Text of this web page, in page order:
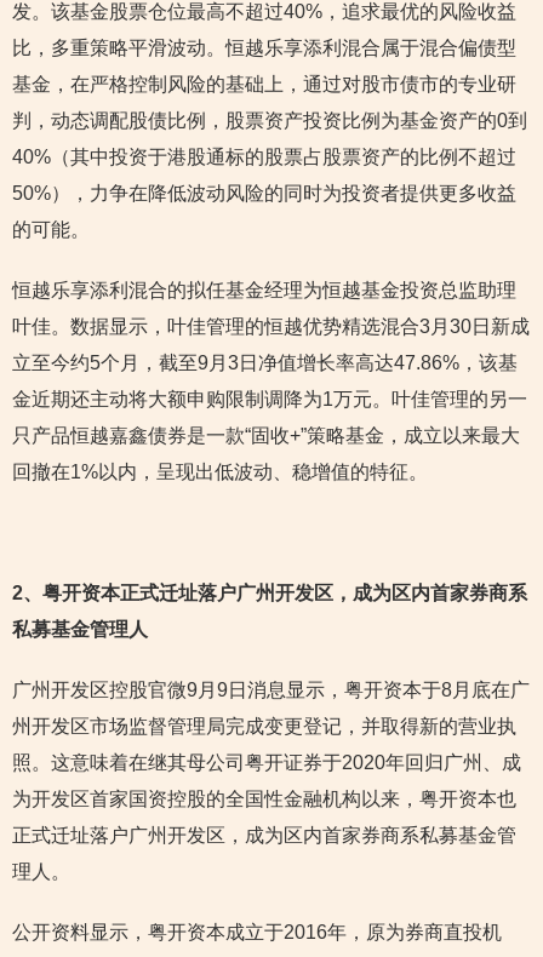
发。该基金股票仓位最高不超过40%，追求最优的风险收益
比，多重策略平滑波动。恒越乐享添利混合属于混合偏债型
基金，在严格控制风险的基础上，通过对股市债市的专业研
判，动态调配股债比例，股票资产投资比例为基金资产的0到
40%（其中投资于港股通标的股票占股票资产的比例不超过
50%），力争在降低波动风险的同时为投资者提供更多收益
的可能。
恒越乐享添利混合的拟任基金经理为恒越基金投资总监助理
叶佳。数据显示，叶佳管理的恒越优势精选混合3月30日新成
立至今约5个月，截至9月3日净值增长率高达47.86%，该基
金近期还主动将大额申购限制调降为1万元。叶佳管理的另一
只产品恒越嘉鑫债券是一款“固收+”策略基金，成立以来最大
回撤在1%以内，呈现出低波动、稳增值的特征。
2、粤开资本正式迁址落户广州开发区，成为区内首家券商系
私募基金管理人
广州开发区控股官微9月9日消息显示，粤开资本于8月底在广
州开发区市场监督管理局完成变更登记，并取得新的营业执
照。这意味着在继其母公司粤开证券于2020年回归广州、成
为开发区首家国资控股的全国性金融机构以来，粤开资本也
正式迁址落户广州开发区，成为区内首家券商系私募基金管
理人。
公开资料显示，粤开资本成立于2016年，原为券商直投机